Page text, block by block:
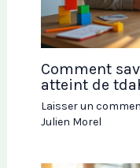
Comment
atteint de
Laisser un
Julien Morel